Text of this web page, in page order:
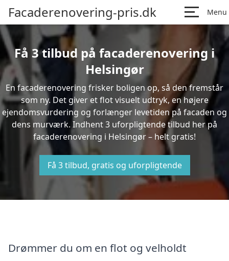
Facaderenovering-pris.dk Menu
Få 3 tilbud på facaderenovering i
Helsingør
En facaderenovering frisker boligen op, så den fremstår
som ny. Det giver et flot visuelt udtryk, en højere
ejendomsvurdering og forlænger levetiden på facaden og
dens murværk. Indhent 3 uforpligtende tilbud her på
facaderenovering i Helsingør – helt gratis!
Få 3 tilbud, gratis og uforpligtende
Drømmer du om en flot og velholdt